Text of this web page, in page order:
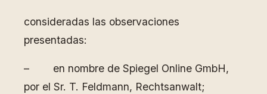
consideradas las observaciones
presentadas:
– en nombre de Spiegel Online GmbH,
por el Sr. T. Feldmann, Rechtsanwalt;